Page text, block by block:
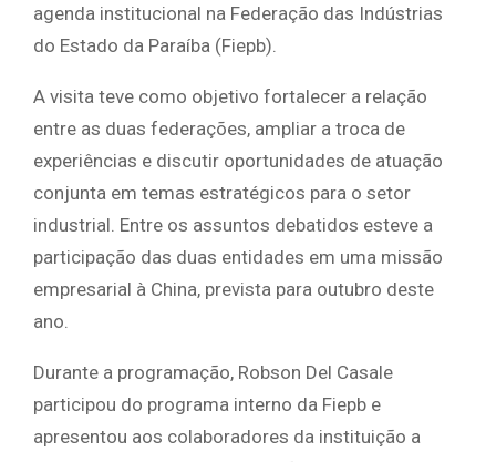
agenda institucional na Federação das Indústrias
do Estado da Paraíba (Fiepb).
A visita teve como objetivo fortalecer a relação
entre as duas federações, ampliar a troca de
experiências e discutir oportunidades de atuação
conjunta em temas estratégicos para o setor
industrial. Entre os assuntos debatidos esteve a
participação das duas entidades em uma missão
empresarial à China, prevista para outubro deste
ano.
Durante a programação, Robson Del Casale
participou do programa interno da Fiepb e
apresentou aos colaboradores da instituição a